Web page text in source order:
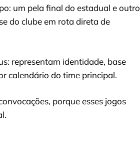
um pela final do estadual e outro
do clube em rota direta de
representam identidade, base
calendário do time principal.
porque esses jogos